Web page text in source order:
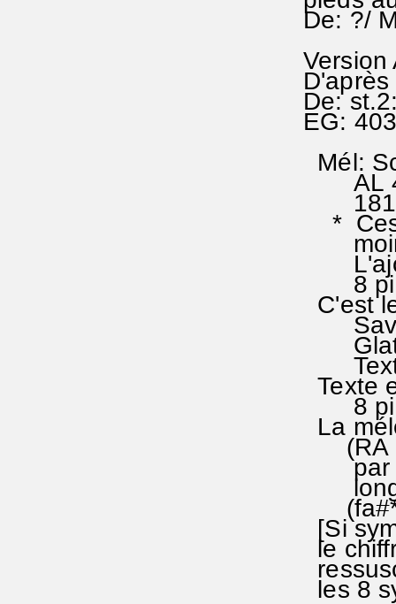
De: ?/
Version
De:
EG:
Mél:
AL
1819.
* Ces
8
C'est
Texte
Texte
8
La
(RA
par la
long
[Si
le
les 8